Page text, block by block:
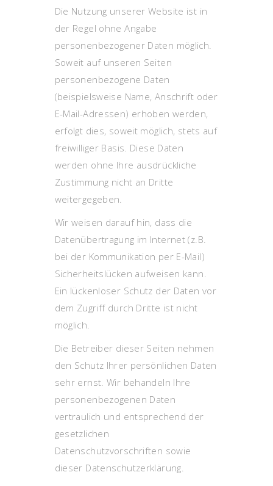
Die Nutzung unserer Website ist in
der Regel ohne Angabe
personenbezogener Daten möglich.
Soweit auf unseren Seiten
personenbezogene Daten
(beispielsweise Name, Anschrift oder
E-Mail-Adressen) erhoben werden,
erfolgt dies, soweit möglich, stets auf
freiwilliger Basis. Diese Daten
werden ohne Ihre ausdrückliche
Zustimmung nicht an Dritte
weitergegeben.
Wir weisen darauf hin, dass die
Datenübertragung im Internet (z.B.
bei der Kommunikation per E-Mail)
Sicherheitslücken aufweisen kann.
Ein lückenloser Schutz der Daten vor
dem Zugriff durch Dritte ist nicht
möglich.
Die Betreiber dieser Seiten nehmen
den Schutz Ihrer persönlichen Daten
sehr ernst. Wir behandeln Ihre
personenbezogenen Daten
vertraulich und entsprechend der
gesetzlichen
Datenschutzvorschriften sowie
dieser Datenschutzerklärung.